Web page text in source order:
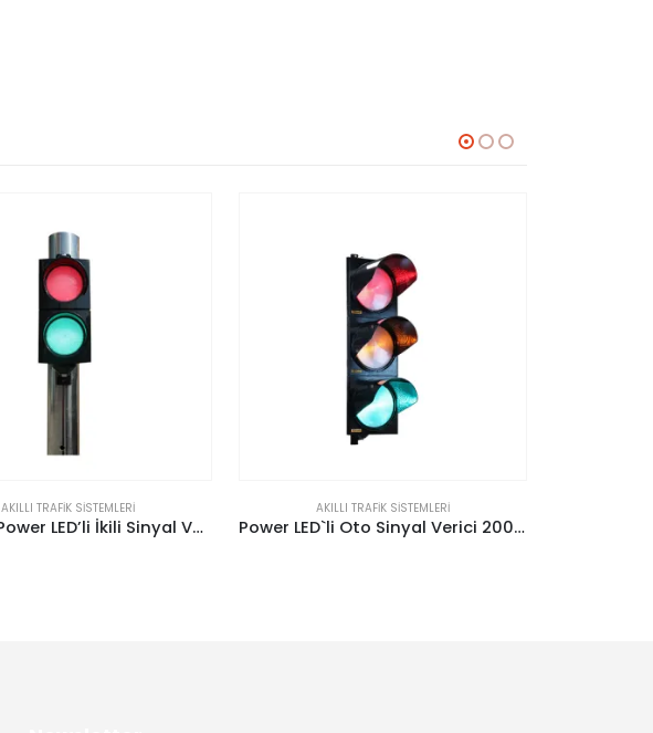
AKILLI TRAFIK SISTEMLERI
Power LED`li Oto Sinyal Verici 200 mm
AKILLI TRAFIK SISTEMLERI
200 mm Dimlenebilir Sintra Power LED’li Yaya Sinyal Verici